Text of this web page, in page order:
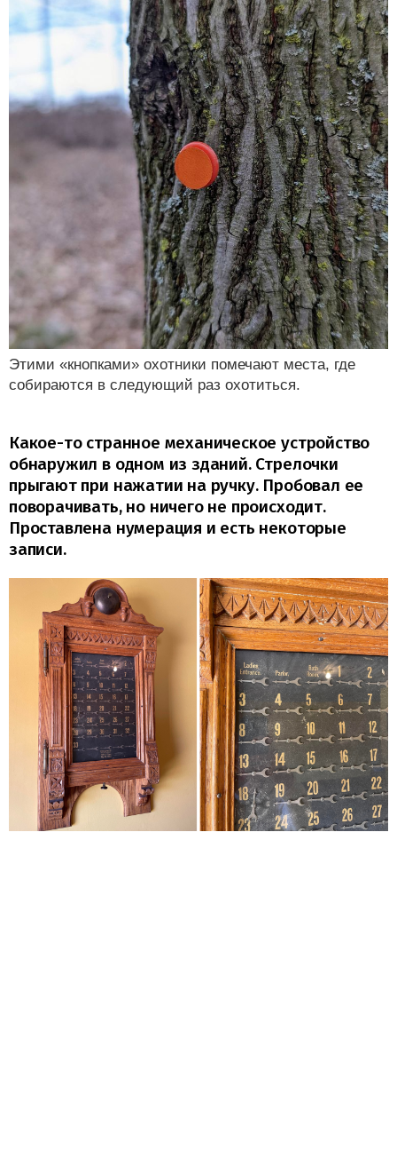
Этими «кнопками» охотники помечают места, где
собираются в следующий раз охотиться.
Какое-то странное механическое устройство
обнаружил в одном из зданий. Стрелочки
прыгают при нажатии на ручку. Пробовал ее
поворачивать, но ничего не происходит.
Проставлена нумерация и есть некоторые
записи.